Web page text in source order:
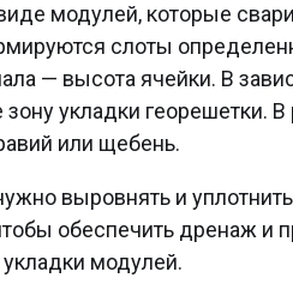
модулей, которые
слоты
— высота ячейки. В
зону укладки георешетки.
или щебень.
выровнять и
обеспечить дренаж и
модулей.